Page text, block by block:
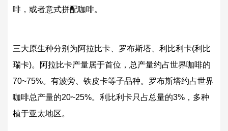
啡，或者意式拼配咖啡。
三大原生种分别为阿拉比卡、罗布斯塔、利比利卡(利比
瑞卡)。阿拉比卡产量居于首位，总产量约占世界咖啡的
70~75%。有波旁、铁皮卡等子品种。罗布斯塔约占世界
咖啡总产量的20~25%。利比利卡只占总量的3%，多种
植于亚太地区。